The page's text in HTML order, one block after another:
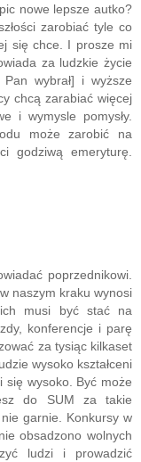
nowe lepsze autko?
zarobiać tyle co
się chce. I prosze mi
za ludzkie życie
wybrał] i wyższe
chcą zarabiać więcej
i wymysle pomysły.
może zarobić na
godziwą emeryturę.
poprzednikowi.
naszym kraku wynosi
musi być stać na
konferencje i parę
za tysiąc kilkaset
wysoko kształceni
się wysoko. Być może
do SUM za takie
garnie. Konkursy w
obsadzono wolnych
ludzi i prowadzić